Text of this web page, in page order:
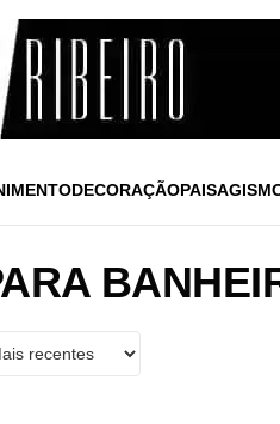
DECORAÇÃO